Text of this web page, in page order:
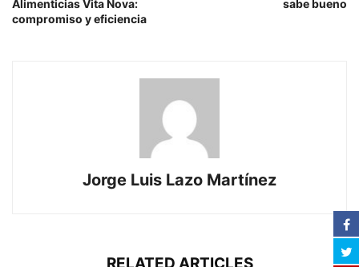
Alimenticias Vita Nova:
compromiso y eficiencia
sabe bueno
Jorge Luis Lazo Martínez
RELATED ARTICLES